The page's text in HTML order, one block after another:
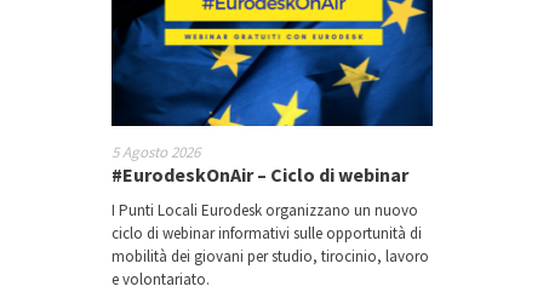
Verso le elezioni europee
2024 – Il valore della
partecipazione
Mercoledì 22 maggio – 18:30
5 Agosto 2026
#EurodeskOnAir – Ciclo di webinar
I Punti Locali Eurodesk organizzano un nuovo
ciclo di webinar informativi sulle opportunità di
mobilità dei giovani per studio, tirocinio, lavoro
e volontariato.